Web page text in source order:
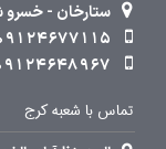
ستارخان - خسرو
تماس با شعبه کرج